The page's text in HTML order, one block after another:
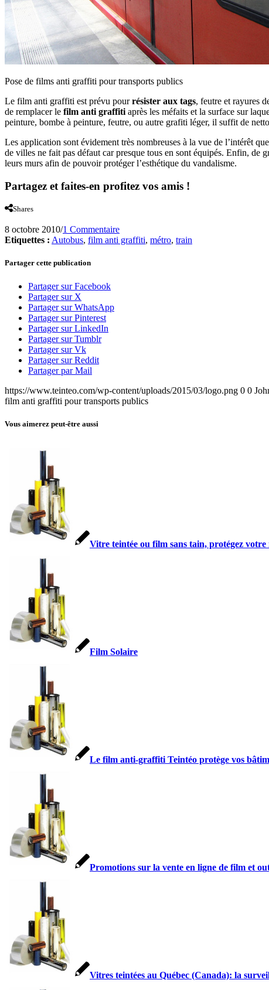
Pose de films anti graffiti pour transports publics
Le film anti graffiti est prévu pourrésister aux tags, feutre et rayures
de remplacer le film anti graffiti après les méfaits et la surface sur
peinture, bombe à peinture, feutre, ou autre grafiti léger, il suffit de
Les application sont évidement très nombreuses à la vue de l’intérêt
de villes ne fait pas défaut car presque tous en sont équipés. Enfin, de
leurs murs afin de pouvoir protéger l’esthétique du vandalisme.
Partagez et faites-en profitez vos amis !
Shares
8 octobre 2010/1 Commentaire
Etiquettes : Autobus, film anti graffiti, métro, train
Partager cette publication
Partager sur Facebook
Partager sur X
Partager sur WhatsApp
Partager sur Pinterest
Partager sur LinkedIn
Partager sur Tumblr
Partager sur Vk
Partager sur Reddit
Partager par Mail
https://www.teinteo.com/wp-content/uploads/2015/03/logo.png 0 0
film anti graffiti pour transports publics
Vous aimerez peut-être aussi
Vitre teintée ou film sans tain, protégez
Film Solaire
Le film anti-graffiti Teintéo protège vos
Promotions sur la vente en ligne de film et
Vitres teintées au Québec (Canada): la